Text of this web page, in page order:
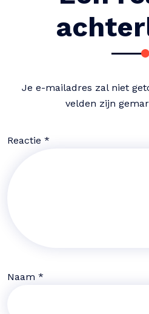
Je e-mailadres zal niet
velden zijn
Reactie *
Naam *